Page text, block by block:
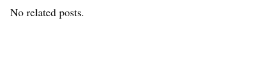
No related posts.